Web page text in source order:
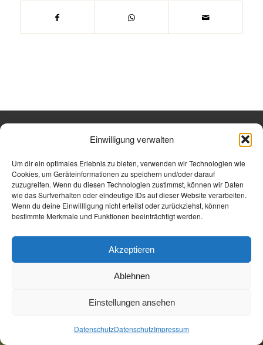
Einwilligung verwalten
Um dir ein optimales Erlebnis zu bieten, verwenden wir Technologien wie
Cookies, um Geräteinformationen zu speichern und/oder darauf
zuzugreifen. Wenn du diesen Technologien zustimmst, können wir Daten
wie das Surfverhalten oder eindeutige IDs auf dieser Website verarbeiten.
Wenn du deine Einwillligung nicht erteilst oder zurückziehst, können
bestimmte Merkmale und Funktionen beeinträchtigt werden.
Akzeptieren
Ablehnen
Einstellungen ansehen
DatenschutzDatenschutzImpressum
Allgemeine Geschäftsbedingungen
Jetzt Buchen Jetzt Buchen